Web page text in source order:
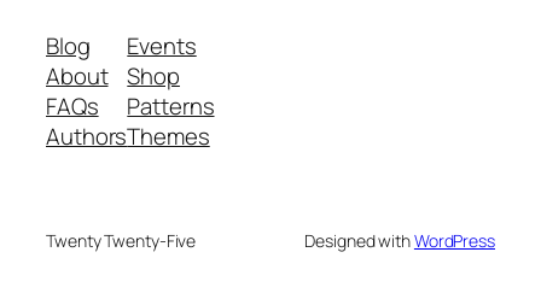
Blog
About
FAQs
Authors
Events
Shop
Patterns
Themes
Twenty Twenty-Five Designed withWordPress